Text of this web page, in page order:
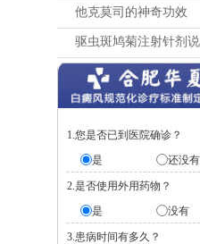
他克莫司的神奇功效
驱虫斑鸠菊注射针剂
1.您是否已到医院确诊？
是
还没有
2.是否使用外用药物？
是
没有
3.患病时间有多久？